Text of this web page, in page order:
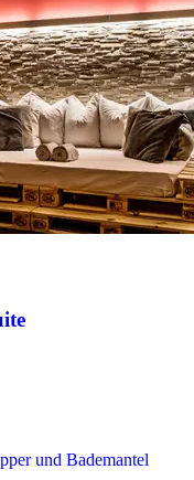
und Bademantel